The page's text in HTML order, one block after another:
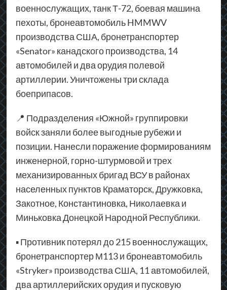
военнослужащих, танк Т-72, боевая машина
пехоты, бронеавтомобиль HMMWV
производства США, бронетранспортер
«Senator» канадского производства, 14
автомобилей и два орудия полевой
артиллерии. Уничтожены три склада
боеприпасов.
📍 Подразделения «Южной» группировки
войск заняли более выгодные рубежи и
позиции. Нанесли поражение формированиям
инженерной, горно-штурмовой и трех
механизированных бригад ВСУ в районах
населенных пунктов Краматорск, Дружковка,
Закотное, Константиновка, Николаевка и
Миньковка Донецкой Народной Республики.
▪ Противник потерял до 215 военнослужащих,
бронетранспортер М113 и бронеавтомобиль
«Stryker» производства США, 11 автомобилей,
два артиллерийских орудия и пусковую